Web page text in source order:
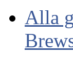
Alla